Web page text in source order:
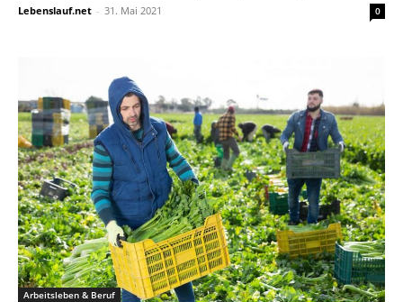
Lebenslauf.net - 31. Mai 2021 0
Arbeitsleben & Beruf